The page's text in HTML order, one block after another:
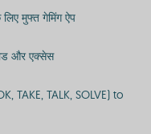
मुफ्त गेमिंग ऐप
और एक्सेस
TAKE, TALK, SOLVE) to